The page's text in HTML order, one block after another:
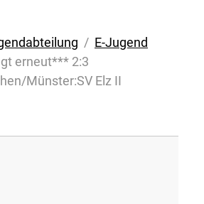
E-Jugend
erneut*** 2:3
Münster:SV Elz II